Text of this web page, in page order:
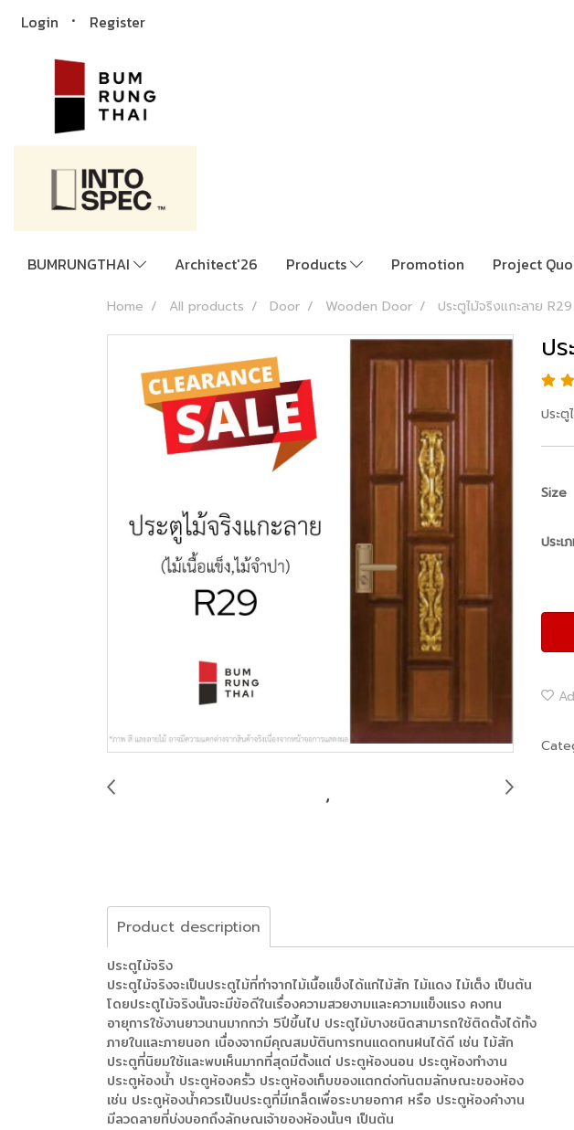
Login Register
BUMRUNGTHAI Architect'26 Products Promotion Project
Home All products Door Wooden Door ประตูไม้จริงแกะลาย R29
ป
ประตู
Size
ประเ
Product description
ประตูไม้จริง
ประตูไม้จริงจะเป็นประตูไม้ที่ทำจากไม้เนื้อแข็งได้แก่ไม้สัก ไม้แดง ไม้เต็ง เป็นต้น
โดยประตูไม้จริงนั้นจะมีข้อดีในเรื่องความสวยงามและความแข็งแรง คงทน
อายุการใช้งานยาวนานมากกว่า 5ปีขึ้นไป ประตูไม้บางชนิดสามารถใช้ติดตั้งได้ทั้ง
ภายในและภายนอก เนื่องจากมีคุณสมบัตินการทนแดดทนฝนได้ดี เช่น ไม้สัก
ประตูที่นิยมใช้และพบเห็นมากที่สุดมีตั้งแต่ ประตูห้องนอน ประตูห้องทำงาน
ประตูห้องน้ำ ประตูห้องครั้ว ประตูห้องเก็บของแตกต่งกันตมลักษณะของห้อง
เช่น ประตูห้องน้ำควรเป็นประตูที่มีเกล็ดเพื่อระบายอกาศ หรือ ประตูห้องคำงาน
มีลวดลายที่บ่งบอกถึงลักษณเจ้าของห้องนั้นๆ เป็นต้น